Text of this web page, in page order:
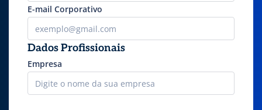
E-mail Corporativo
Dados Profissionais
Empresa